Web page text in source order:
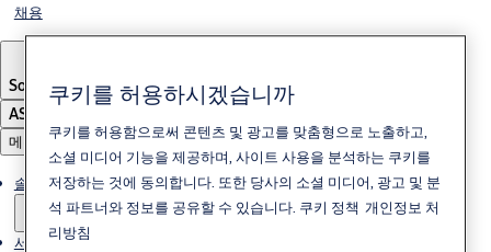
채용
South Korea ·한국어
ASSA ABLOY Group
메뉴
솔루션
서비스
쿠키를 허용하시겠습니까
쿠키를 허용함으로써 콘텐츠 및 광고를 맞춤형으로 노출하고,
소셜 미디어 기능을 제공하며, 사이트 사용을 분석하는 쿠키를
저장하는 것에 동의합니다. 또한 당사의 소셜 미디어, 광고 및 분
석 파트너와 정보를 공유할 수 있습니다. 쿠키 정책 개인정보 처
리방침